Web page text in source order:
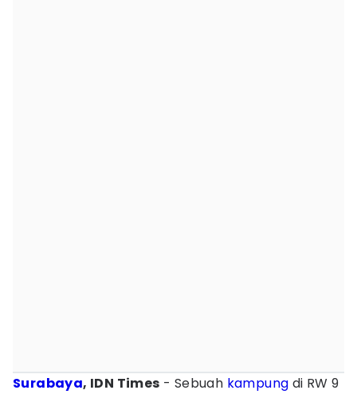
Surabaya, IDN Times - Sebuah kampung di RW 9